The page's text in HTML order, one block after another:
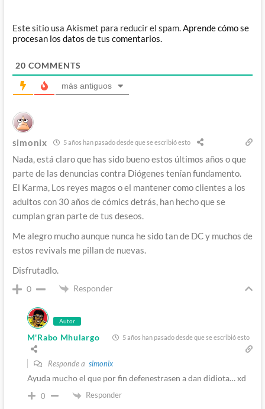
Este sitio usa Akismet para reducir el spam.Aprende cómo se
procesan los datos de tus comentarios.
20 COMMENTS
más antiguos
simonix 5 años han pasado desde que se escribió esto
Nada, está claro que has sido bueno estos últimos años o que
parte de las denuncias contra Diógenes tenían fundamento.
El Karma, Los reyes magos o el mantener como clientes a los
adultos con 30 años de cómics detrás, han hecho que se
cumplan gran parte de tus deseos.
Me alegro mucho aunque nunca he sido tan de DC y muchos de
estos revivals me pillan de nuevas.
Disfrutadlo.
0 Responder
Autor
M'Rabo Mhulargo 5 años han pasado desde que se escribió esto
Responde a simonix
Ayuda mucho el que por fin defenestrasen a dan didiota… xd
0 Responder